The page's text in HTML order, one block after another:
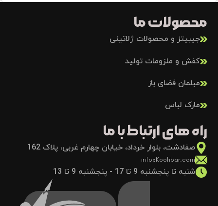
محصولات ما
جیبیتز و محصولات ژلاتینی
کفش و ملزومات تولید
مبلمان فضای باز
مارک لباس
راه های ارتباط با ما
صفادشت، بلوار خرداد، خیابان چهارم غربی، پلاک 162
info@Koohbar.com
شنبه تا پنجشنبه 9 تا 17 - پنجشنبه 9 تا 13